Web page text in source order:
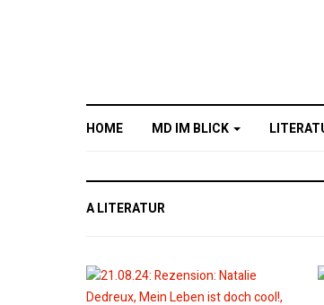
HOME MD IM BLICK
A LITERATUR